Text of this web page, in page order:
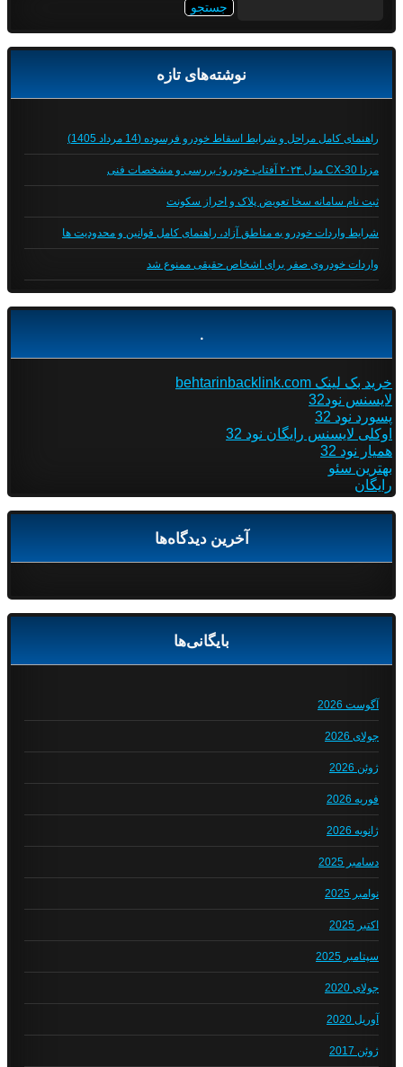
نوشته‌های تازه
راهنمای کامل مراحل و شرایط اسقاط خودرو فرسوده (14 مرداد 1405)
مزدا CX-30 مدل ۲۰۲۴ آفتاب خودرو؛ بررسی و مشخصات فنی
ثبت نام سامانه سخا تعویض پلاک و احراز سکونت
شرایط واردات خودرو به مناطق آزاد، راهنمای کامل قوانین و محدودیت ها
واردات خودروی صفر برای اشخاص حقیقی ممنوع شد
.
خرید بک لینک behtarinbacklink.com
لایسنس نود32
پسورد نود 32
اوکلی لایسنس رایگان نود 32
همیار نود 32
بهترین سئو
رایگان
آخرین دیدگاه‌ها
بایگانی‌ها
آگوست 2026
جولای 2026
ژوئن 2026
فوریه 2026
ژانویه 2026
دسامبر 2025
نوامبر 2025
اکتبر 2025
سپتامبر 2025
جولای 2020
آوریل 2020
ژوئن 2017